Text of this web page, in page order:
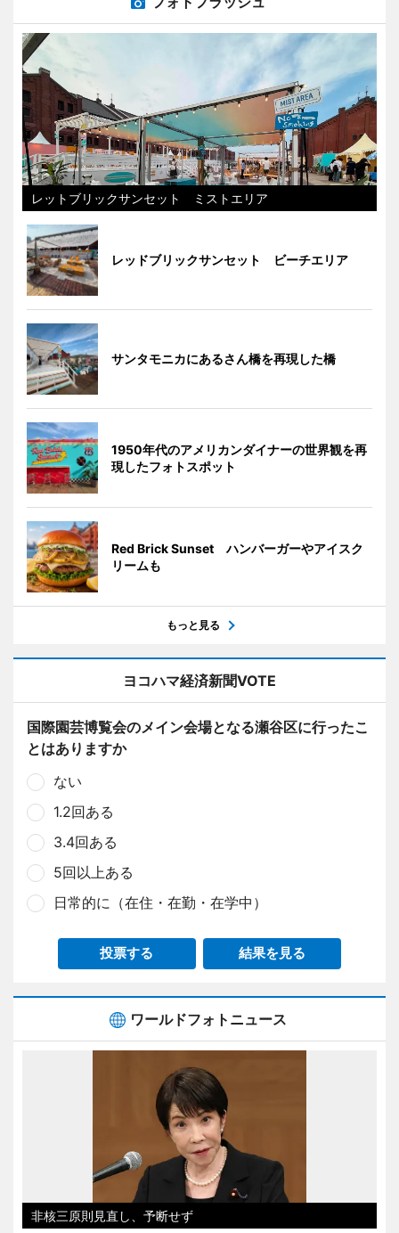
レットブリックサンセット ミストエリア
レッドブリックサンセット ビーチエリア
サンタモニカにあるさん橋を再現した橋
1950年代のアメリカンダイナーの世界観を再
現したフォトスポット
Red Brick Sunset ハンバーガーやアイスク
リームも
もっと見る
ヨコハマ経済新聞VOTE
国際園芸博覧会のメイン会場となる瀬谷区に行ったこ
とはありますか
ない
1.2回ある
3.4回ある
5回以上ある
日常的に（在住・在勤・在学中）
投票する 結果を見る
ワールドフォトニュース
非核三原則見直し、予断せず